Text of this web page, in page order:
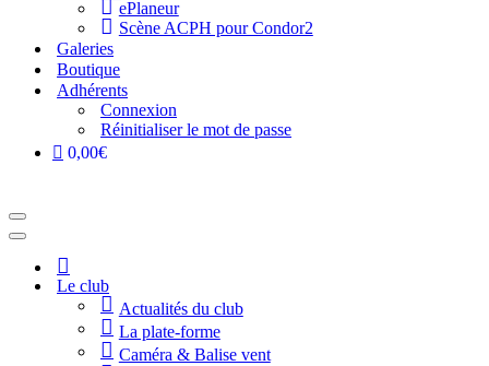
ePlaneur
Scène ACPH pour Condor2
Galeries
Boutique
Adhérents
Connexion
Réinitialiser le mot de passe
0,00€
Menu
de
navigation
Menu
navigationAccueil
Le club
Actualités du club
La plate-forme
Caméra & Balise vent